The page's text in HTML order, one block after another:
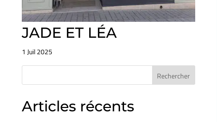
JADE ET LÉA
1 Juil 2025
Rechercher
Articles récents